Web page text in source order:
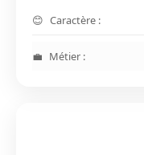
Caractère :
Métier :